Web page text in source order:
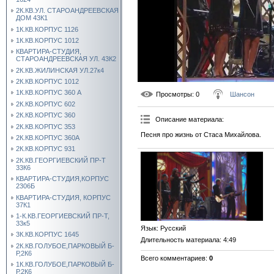
2К.КВ.УЛ. СТАРОАНДРЕЕВСКАЯ
ДОМ 43К1
1К.КВ.КОРПУС 1126
1К.КВ.КОРПУС 1012
КВАРТИРА-СТУДИЯ,
СТАРОАНДРЕЕВСКАЯ УЛ. 43К2
2К.КВ.ЖИЛИНСКАЯ УЛ.27к4
2К.КВ.КОРПУС 1012
1К.КВ.КОРПУС 360 А
2К.КВ.КОРПУС 602
2К.КВ.КОРПУС 360
2К.КВ.КОРПУС 353
2К.КВ.КОРПУС 360А
2К.КВ.КОРПУС 931
2К.КВ.ГЕОРГИЕВСКИЙ ПР-Т
33К6
КВАРТИРА-СТУДИЯ,КОРПУС
2306Б
КВАРТИРА-СТУДИЯ, КОРПУС
37К1
1-К.КВ.ГЕОРГИЕВСКИЙ ПР-Т,
33к5
3К.КВ.КОРПУС 1645
2К.КВ.ГОЛУБОЕ,ПАРКОВЫЙ Б-
Р,2К6
1К.КВ.ГОЛУБОЕ,ПАРКОВЫЙ Б-
Р,2К6
Просмотры: 0 Шансон
Описание материала:
Песня про жизнь от Стаса Михайлова.
Язык: Русский
Длительность материала: 4:49
Всего комментариев: 0